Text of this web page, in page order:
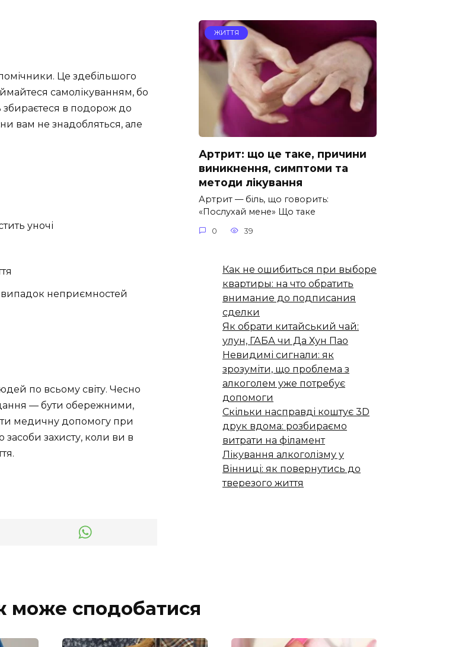
Це здебільшого
самолікуванням, бо
збираєтеся в подорож до
вам не знадобляться, але
уночі
випадок неприємностей
по всьому світу. Чесно
— бути обережними,
медичну допомогу при
засоби захисту, коли ви в
ЖИТТЯ
Артрит: що це таке, причини
виникнення, симптоми та
методи лікування
Артрит — біль, що говорить:
«Послухай мене» Що таке
0 39
Как не ошибиться при выборе
квартиры: на что обратить
внимание до подписания
сделки
Як обрати китайський чай:
улун, ГАБА чи Да Хун Пао
Невидимі сигнали: як
зрозуміти, що проблема з
алкоголем уже потребує
допомоги
Скільки насправді коштує 3D
друк вдома: розбираємо
витрати на філамент
Лікування алкоголізму у
Вінниці: як повернутись до
тверезого життя
може сподобатися